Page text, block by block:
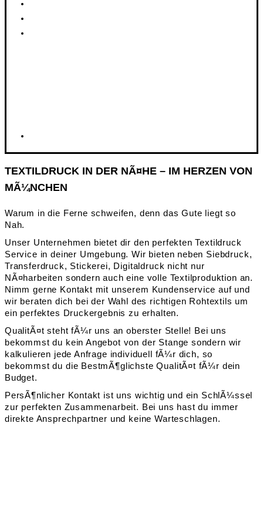
TEXTILDRUCK IN DER NÃ¤HE – IM HERZEN VON
MÃ¼NCHEN
Warum in die Ferne schweifen, denn das Gute liegt so
Nah.
Unser Unternehmen bietet dir den perfekten Textildruck
Service in deiner Umgebung. Wir bieten neben Siebdruck,
Transferdruck, Stickerei, Digitaldruck nicht nur
NÃ¤harbeiten sondern auch eine volle Textilproduktion an.
Nimm gerne Kontakt mit unserem Kundenservice auf und
wir beraten dich bei der Wahl des richtigen Rohtextils um
ein perfektes Druckergebnis zu erhalten.
QualitÃ¤t steht fÃ¼r uns an oberster Stelle! Bei uns
bekommst du kein Angebot von der Stange sondern wir
kalkulieren jede Anfrage individuell fÃ¼r dich, so
bekommst du die BestmÃ¶glichste QualitÃ¤t fÃ¼r dein
Budget.
PersÃ¶nlicher Kontakt ist uns wichtig und ein SchlÃ¼ssel
zur perfekten Zusammenarbeit. Bei uns hast du immer
direkte Ansprechpartner und keine Warteschlagen.